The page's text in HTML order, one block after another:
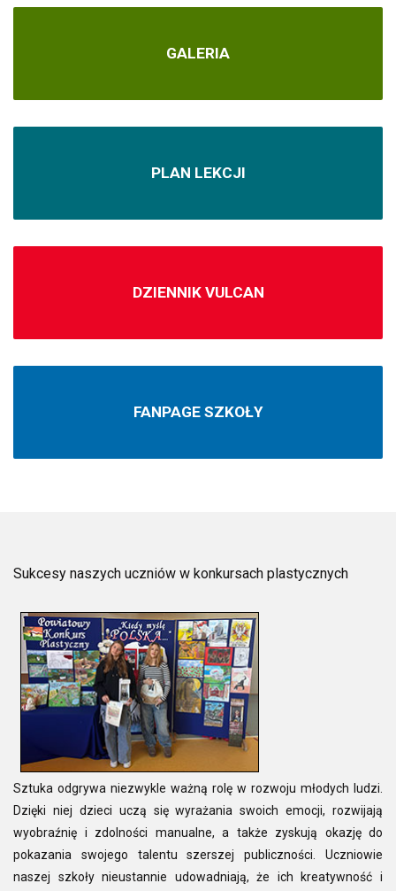
GALERIA
PLAN LEKCJI
DZIENNIK VULCAN
FANPAGE SZKOŁY
Sukcesy naszych uczniów w konkursach plastycznych
Sztuka odgrywa niezwykle ważną rolę w rozwoju młodych ludzi.
Dzięki niej dzieci uczą się wyrażania swoich emocji, rozwijają
wyobraźnię i zdolności manualne, a także zyskują okazję do
pokazania swojego talentu szerszej publiczności. Uczniowie
naszej szkoły nieustannie udowadniają, że ich kreatywność i